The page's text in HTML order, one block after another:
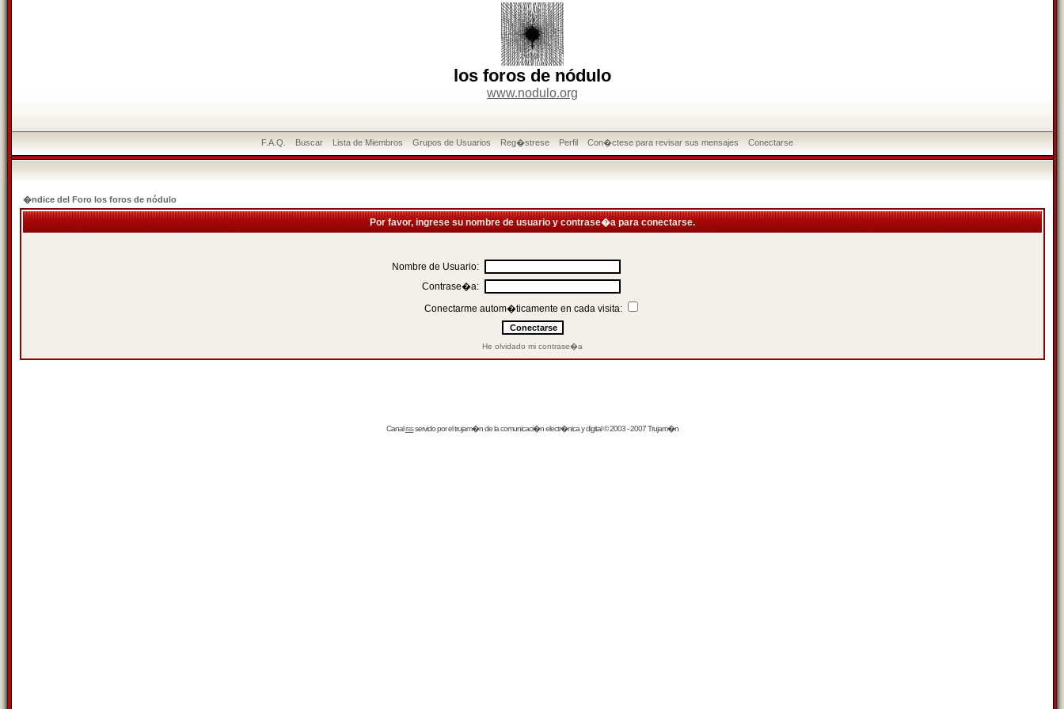
los foros de nódulo
www.nodulo.org
F.A.Q. Buscar Lista de Miembros Grupos de Usuarios Reg�strese Perfil Con�ctese para revisar sus mensajes Conectarse
�ndice del Foro los foros de nódulo
Por favor, ingrese su nombre de usuario y contrase�a para conectarse.
Nombre de Usuario:
Contrase�a:
Conectarme autom�ticamente en cada visita:
He olvidado mi contrase�a
Canalrssservido por eltrujam�nde la comunicaci�n electr�nica y digital © 2003 - 2007 Trujam�n